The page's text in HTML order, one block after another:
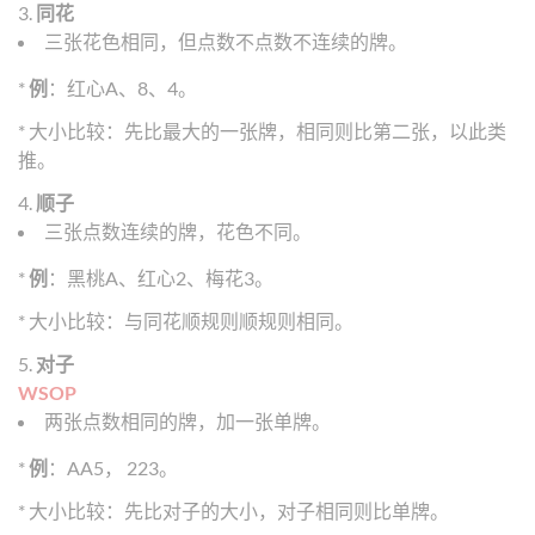
3. 同花
三张花色相同，但点数不点数不连续的牌。
*例 ：红心A、8、4。
* 大小比较：先比最大的一张牌，相同则比第二张，以此类
推。
4. 顺子
三张点数连续的牌，花色不同。
*例 ：黑桃A、红心2、梅花3。
* 大小比较：与同花顺规则顺规则相同。
5. 对子
WSOP
两张点数相同的牌，加一张单牌。
*例 ：AA5， 223。
* 大小比较：先比对子的大小，对子相同则比单牌。